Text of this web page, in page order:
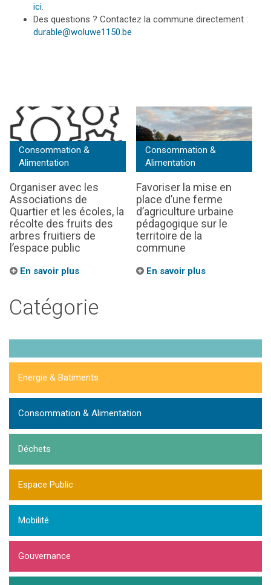
ici.
Des questions ? Contactez la commune directement :
durable@woluwe1150.be
Consommation &
Alimentation
Organiser avec les
Associations de
Quartier et les écoles, la
récolte des fruits des
arbres fruitiers de
l’espace public
En savoir plus
Consommation &
Alimentation
Favoriser la mise en
place d’une ferme
d’agriculture urbaine
pédagogique sur le
territoire de la
commune
En savoir plus
Catégorie
Energie & Batiments
Consommation & Alimentation
Déchets
Espace Public
Mobilité
Gouvernance